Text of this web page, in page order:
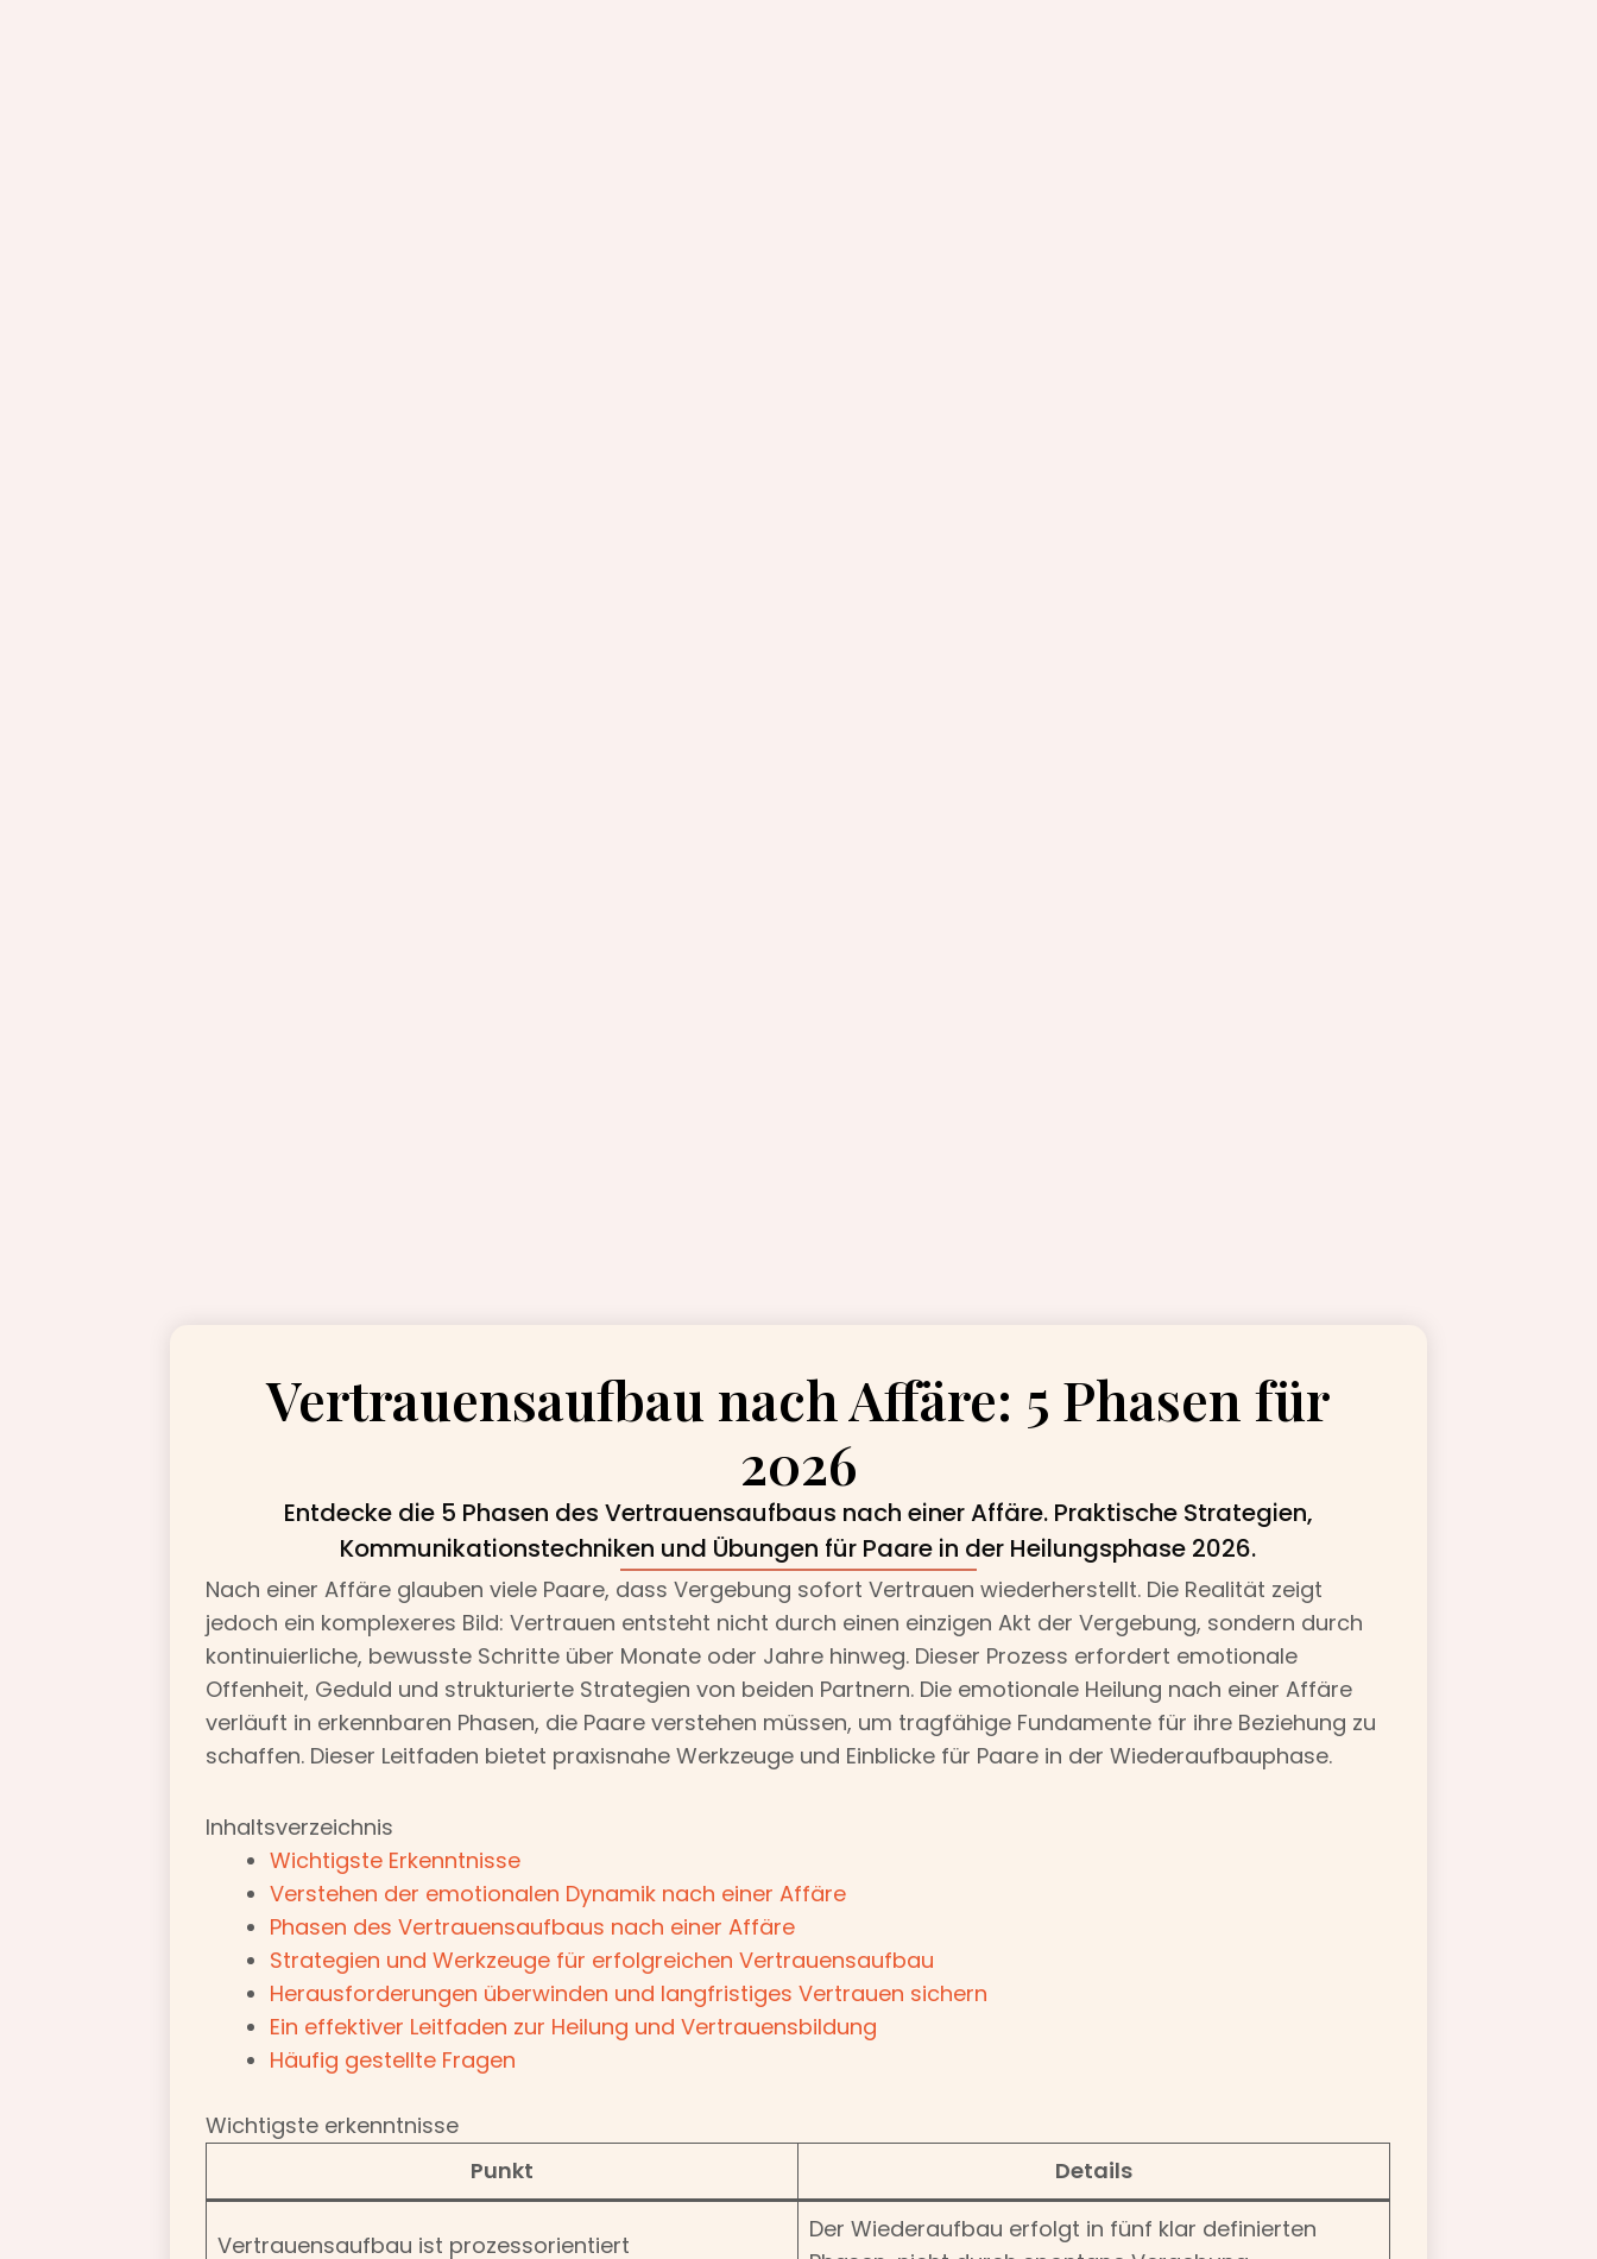
Vertrauensaufbau nach Affäre: 5 Phasen für
2026
Entdecke die 5 Phasen des Vertrauensaufbaus nach einer Affäre. Praktische Strategien,
Kommunikationstechniken und Übungen für Paare in der Heilungsphase 2026.
Nach einer Affäre glauben viele Paare, dass Vergebung sofort Vertrauen wiederherstellt. Die Realität zeigt
jedoch ein komplexeres Bild: Vertrauen entsteht nicht durch einen einzigen Akt der Vergebung, sondern durch
kontinuierliche, bewusste Schritte über Monate oder Jahre hinweg. Dieser Prozess erfordert emotionale
Offenheit, Geduld und strukturierte Strategien von beiden Partnern. Die emotionale Heilung nach einer Affäre
verläuft in erkennbaren Phasen, die Paare verstehen müssen, um tragfähige Fundamente für ihre Beziehung zu
schaffen. Dieser Leitfaden bietet praxisnahe Werkzeuge und Einblicke für Paare in der Wiederaufbauphase.
Inhaltsverzeichnis
Wichtigste Erkenntnisse
Verstehen der emotionalen Dynamik nach einer Affäre
Phasen des Vertrauensaufbaus nach einer Affäre
Strategien und Werkzeuge für erfolgreichen Vertrauensaufbau
Herausforderungen überwinden und langfristiges Vertrauen sichern
Ein effektiver Leitfaden zur Heilung und Vertrauensbildung
Häufig gestellte Fragen
Wichtigste erkenntnisse
Punkt
Details
Vertrauensaufbau ist prozessorientiert
Der Wiederaufbau erfolgt in fünf klar definierten